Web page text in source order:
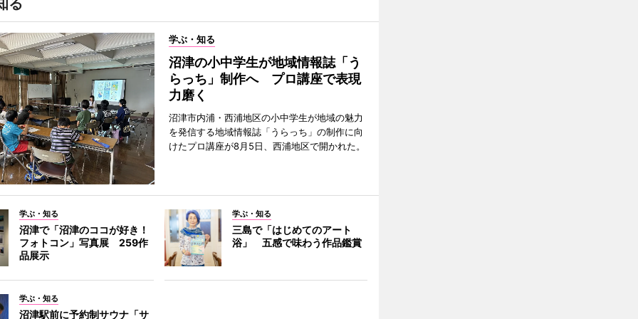
る
学ぶ・知る
沼津の小中学生が地域情報誌「う
らっち」制作へ プロ講座で表現
力磨く
沼津市内浦・西浦地区の小中学生が地域の魅力
を発信する地域情報誌「うらっち」の制作に向
けたプロ講座が8月5日、西浦地区で開かれた。
学ぶ・知る
沼津で「沼津のココが好き！
フォトコン」写真展 259作
品展示
学ぶ・知る
三島で「はじめてのアート
浴」 五感で味わう作品鑑賞
学ぶ・知る
沼津駅前に予約制サウナ「サ